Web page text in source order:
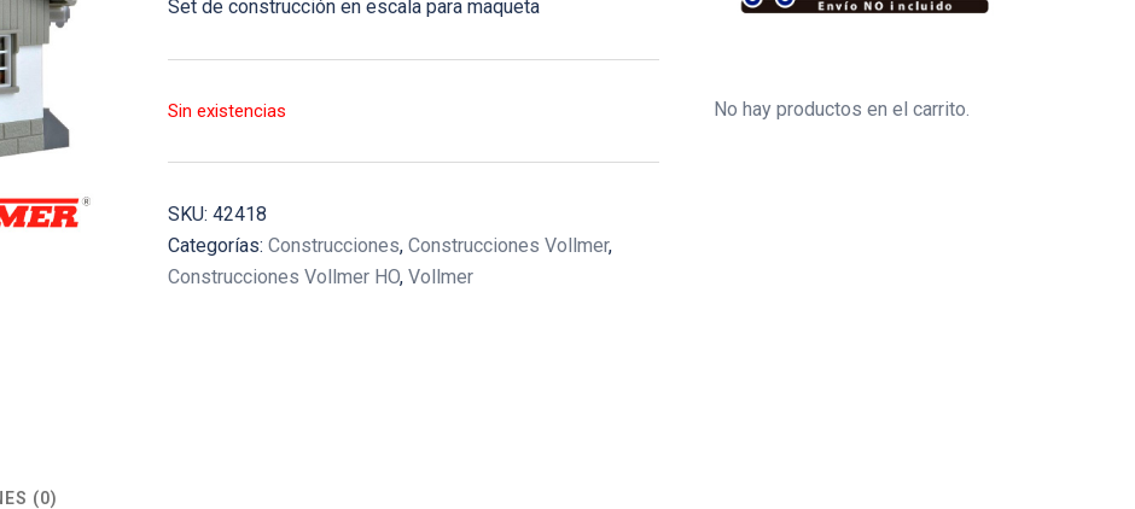
Set de construcción en escala para maqueta
Sin existencias
SKU: 42418
Categorías: Construcciones, Construcciones Vollmer,
Construcciones Vollmer HO, Vollmer
(0)
No hay productos en el carrito.